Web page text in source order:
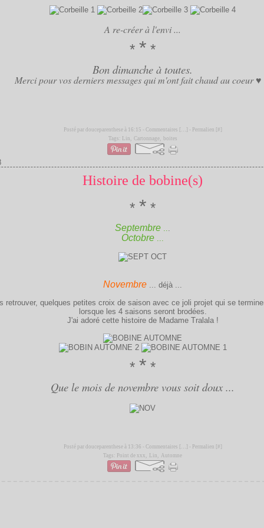
A re-créer à l'envi ...
* * *
Bon dimanche à toutes.
Merci pour vos derniers messages qui m'ont fait chaud au coeur ♥
Posté par douceparenthese à 16:15 - Commentaires [ … - Permalien [ #
Tags:
Lin , Cartonnage, boites
Histoire de bobine(s)
* * *
Septembre ...
Octobre ...
Novembre ... déjà ...
retrouver, quelques petites croix de saison avec ce joli projet qui se
lorsque les 4 saisons seront brodées.
J'ai adoré cette histoire de Madame Tralala !
* * *
Que le mois de novembre vous soit doux ...
Posté par douceparenthese à 13:36 - Commentaires [ … - Permalien [ #
Tags: Point de xxx , Lin , Automne